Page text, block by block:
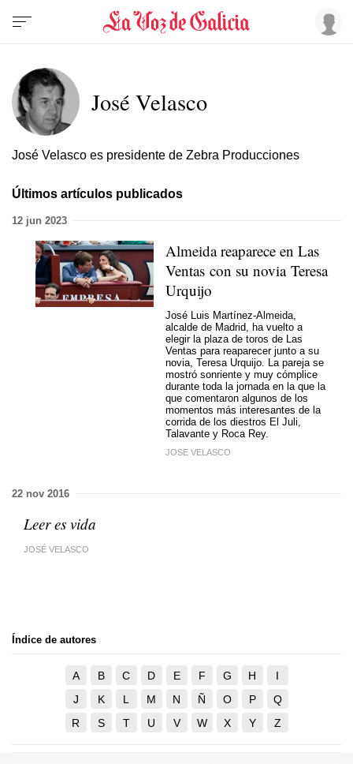
José Velasco
José Velasco es presidente de Zebra Producciones
Últimos artículos publicados
12 jun 2023
Almeida reaparece en Las
Ventas con su novia Teresa
Urquijo
José Luis Martínez-Almeida,
alcalde de Madrid, ha vuelto a
elegir la plaza de toros de Las
Ventas para reaparecer junto a su
novia, Teresa Urquijo. La pareja se
mostró sonriente y muy cómplice
durante toda la jornada en la que la
que comentaron algunos de los
momentos más interesantes de la
corrida de los diestros El Juli,
Talavante y Roca Rey.
JOSE VELASCO
22 nov 2016
Leer es vida
JOSÉ VELASCO
Índice de autores
A B C D E F G H
I
J
K L M N Ñ O P
Q
R
S T U V W X Y Z